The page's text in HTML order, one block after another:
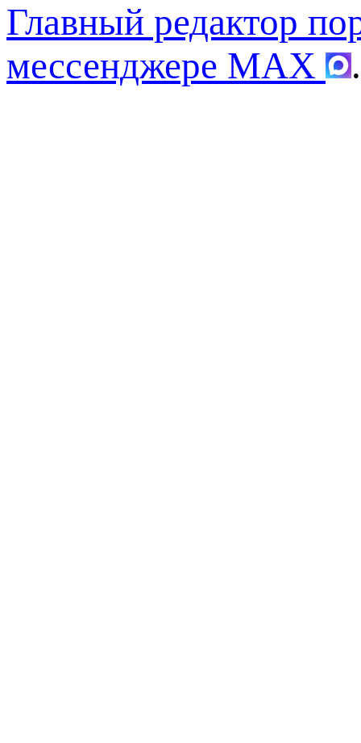
Главный редактор
мессенджере MAX
.